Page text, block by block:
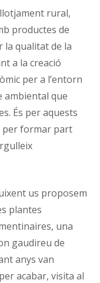
rural,
productes de
qualitat de la
a la creació
per a l’entorn
ambiental que
És per aquests
per formar part
us proposem
plantes
una
gaudireu de
anys van
acabar, visita al